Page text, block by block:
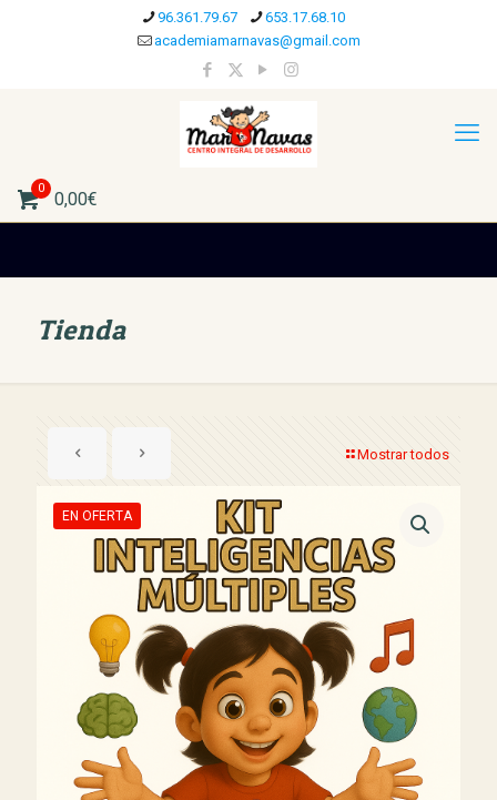
96.361.79.67
653.17.68.10
academiamarnavas@gmail.com
0
0,00€
Tienda
Mostrar todos
EN OFERTA